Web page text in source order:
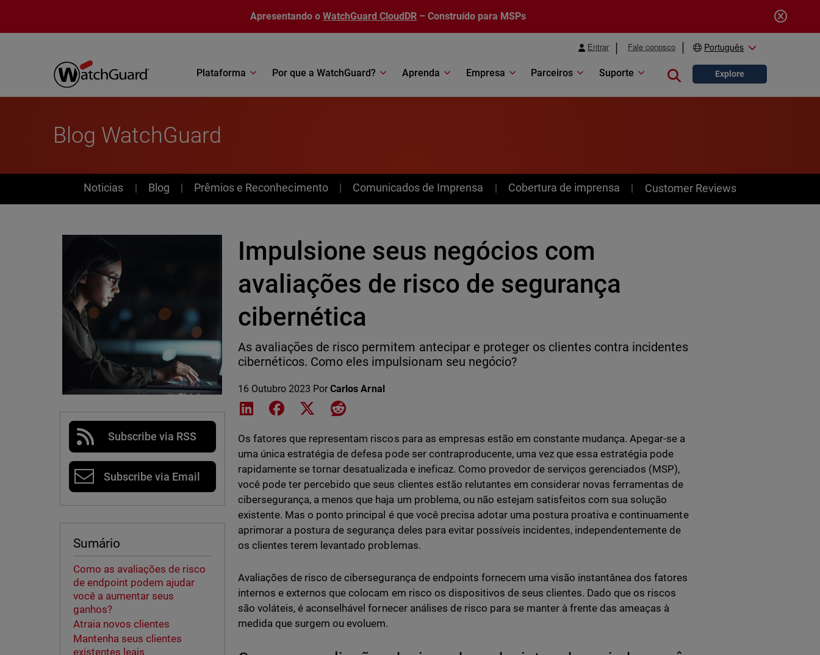
Apresentando o WatchGuard CloudDR – Construído para MSPs
Entrar Fale conosco Português
Plataforma Por que a WatchGuard? Aprenda Empresa Parceiros Suporte Close search
Explore
Blog WatchGuard
News
Noticias Blog Prêmios e Reconhecimento Comunicados de Imprensa Cobertura de imprensa Customer Reviews
Subscribe via RSS
Subscribe via Email
Sumário
Como as avaliações de risco
de endpoint podem ajudar
você a aumentar seus
ganhos?
Atraia novos clientes
Mantenha seus clientes
existentes leais
Impulsione seus negócios com
avaliações de risco de segurança
cibernética
As avaliações de risco permitem antecipar e proteger os clientes contra incidentes
cibernéticos. Como eles impulsionam seu negócio?
16 Outubro 2023 PorCarlos Arnal
Share on LinkedIn
Share on Facebook
Share on XShare on Reddit
Os fatores que representam riscos para as empresas estão em constante mudança. Apegar-se a
uma única estratégia de defesa pode ser contraproducente, uma vez que essa estratégia pode
rapidamente se tornar desatualizada e ineficaz. Como provedor de serviços gerenciados (MSP),
você pode ter percebido que seus clientes estão relutantes em considerar novas ferramentas de
cibersegurança, a menos que haja um problema, ou não estejam satisfeitos com sua solução
existente. Mas o ponto principal é que você precisa adotar uma postura proativa e continuamente
aprimorar a postura de segurança deles para evitar possíveis incidentes, independentemente de
os clientes terem levantado problemas.
Avaliações de risco de cibersegurança de endpoints fornecem uma visão instantânea dos fatores
internos e externos que colocam em risco os dispositivos de seus clientes. Dado que os riscos
são voláteis, é aconselhável fornecer análises de risco para se manter à frente das ameaças à
medida que surgem ou evoluem.